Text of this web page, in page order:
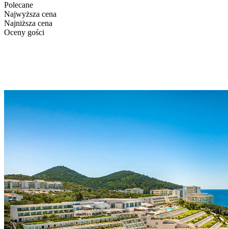
Polecane
Najwyższa cena
Najniższa cena
Oceny gości